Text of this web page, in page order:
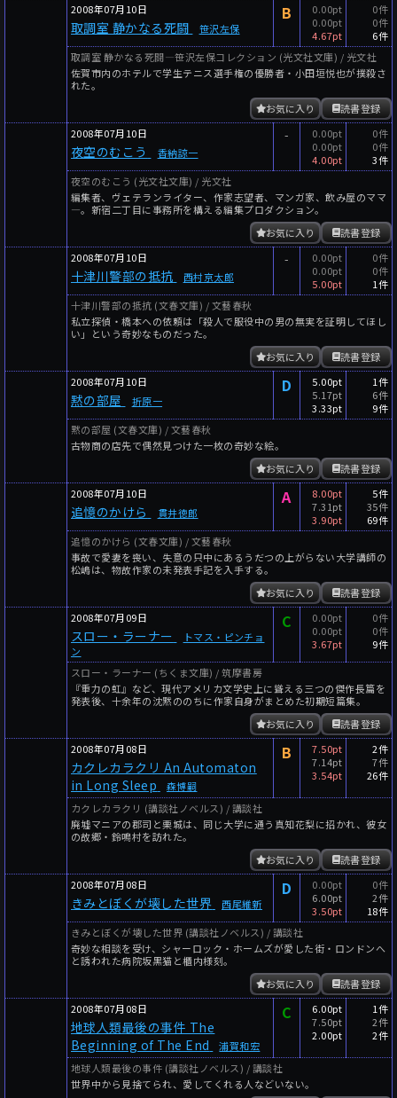
2008年07月10日
取調室 静かなる死闘 笹沢左保
B
0.00pt
0.00pt
4.67pt
0件
0件
6件
取調室 静かなる死闘―笹沢左保コレクション (光文社文庫) / 光文社
佐賀市内のホテルで学生テニス選手権の優勝者・小田垣悦也が撲殺さ
れた。
読書登録
お気に入り
2008年07月10日
夜空のむこう 香納諒一
-
0.00pt
0.00pt
4.00pt
0件
0件
3件
夜空のむこう (光文社文庫) / 光文社
編集者、ヴェテランライター、作家志望者、マンガ家、飲み屋のママ
―。新宿二丁目に事務所を構える編集プロダクション。
読書登録
お気に入り
2008年07月10日
十津川警部の抵抗 西村京太郎
-
0.00pt
0.00pt
5.00pt
0件
0件
1件
十津川警部の抵抗 (文春文庫) / 文藝春秋
私立探偵・橋本への依頼は「殺人で服役中の男の無実を証明してほし
い」という奇妙なものだった。
読書登録
お気に入り
2008年07月10日
黙の部屋 折原一
D
5.00pt
5.17pt
3.33pt
1件
6件
9件
黙の部屋 (文春文庫) / 文藝春秋
古物商の店先で偶然見つけた一枚の奇妙な絵。
読書登録
お気に入り
2008年07月10日
追憶のかけら 貫井徳郎
A
8.00pt
7.31pt
3.90pt
5件
35件
69件
追憶のかけら (文春文庫) / 文藝春秋
事故で愛妻を喪い、失意の只中にあるうだつの上がらない大学講師の
松嶋は、物故作家の未発表手記を入手する。
読書登録
お気に入り
2008年07月09日
スロー・ラーナー
トマス・ピンチョ
ン
C
0.00pt
0.00pt
3.67pt
0件
0件
9件
スロー・ラーナー (ちくま文庫) / 筑摩書房
『重力の虹』など、現代アメリカ文学史上に聳える三つの傑作長篇を
発表後、十余年の沈黙ののちに作家自身がまとめた初期短篇集。
読書登録
お気に入り
2008年07月08日
カクレカラクリ An Automaton
in Long Sleep
森博嗣
B
7.50pt
7.14pt
3.54pt
2件
7件
26件
カクレカラクリ (講談社ノベルス) / 講談社
廃墟マニアの郡司と栗城は、同じ大学に通う真知花梨に招かれ、彼女
の故郷・鈴鳴村を訪れた。
読書登録
お気に入り
2008年07月08日
きみとぼくが壊した世界 西尾維新
D
0.00pt
6.00pt
3.50pt
0件
2件
18件
きみとぼくが壊した世界 (講談社ノベルス) / 講談社
奇妙な相談を受け、シャーロック・ホームズが愛した街・ロンドンへ
と誘われた病院坂黒猫と櫃内様刻。
読書登録
お気に入り
2008年07月08日
地球人類最後の事件 The
Beginning of The End
浦賀和宏
C
6.00pt
7.50pt
2.00pt
1件
2件
2件
地球人類最後の事件 (講談社ノベルス) / 講談社
世界中から見捨てられ、愛してくれる人などいない。